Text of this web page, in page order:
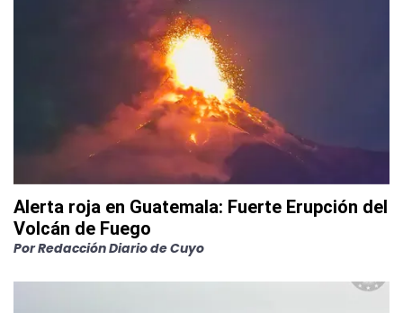
Alerta roja en Guatemala: Fuerte Erupción del
Volcán de Fuego
PorRedacción Diario de Cuyo